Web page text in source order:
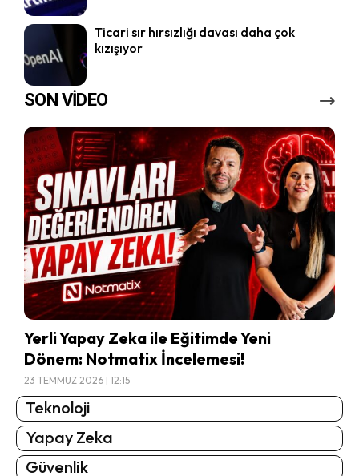
Ticari sır hırsızlığı davası daha çok
kızışıyor
SON VİDEO
Yerli Yapay Zeka ile Eğitimde Yeni
Dönem: Notmatix İncelemesi!
23 TEMMUZ 2026 | 12:15
Teknoloji
Yapay Zeka
Güvenlik